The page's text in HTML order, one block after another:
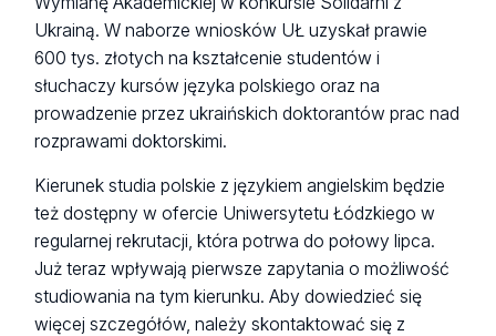
Ukrainą. W naborze wniosków UŁ uzyskał prawie
600 tys. złotych na kształcenie studentów i
słuchaczy kursów języka polskiego oraz na
prowadzenie przez ukraińskich doktorantów prac nad
rozprawami doktorskimi.
Kierunek studia polskie z językiem angielskim będzie
też dostępny w ofercie Uniwersytetu Łódzkiego w
regularnej rekrutacji, która potrwa do połowy lipca.
Już teraz wpływają pierwsze zapytania o możliwość
studiowania na tym kierunku. Aby dowiedzieć się
więcej szczegółów, należy skontaktować się z